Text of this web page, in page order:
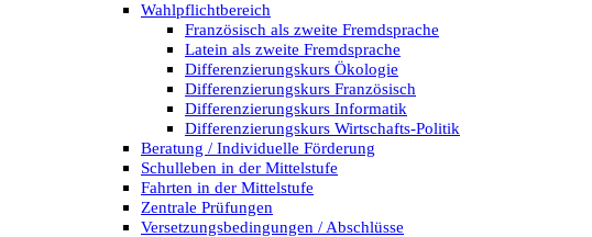
Wahlpflichtbereich
Französisch als zweite Fremdsprache
Latein als zweite Fremdsprache
Differenzierungskurs Ökologie
Differenzierungskurs Französisch
Differenzierungskurs Informatik
Differenzierungskurs Wirtschafts-Politik
Beratung / Individuelle Förderung
Schulleben in der Mittelstufe
Fahrten in der Mittelstufe
Zentrale Prüfungen
Versetzungsbedingungen / Abschlüsse